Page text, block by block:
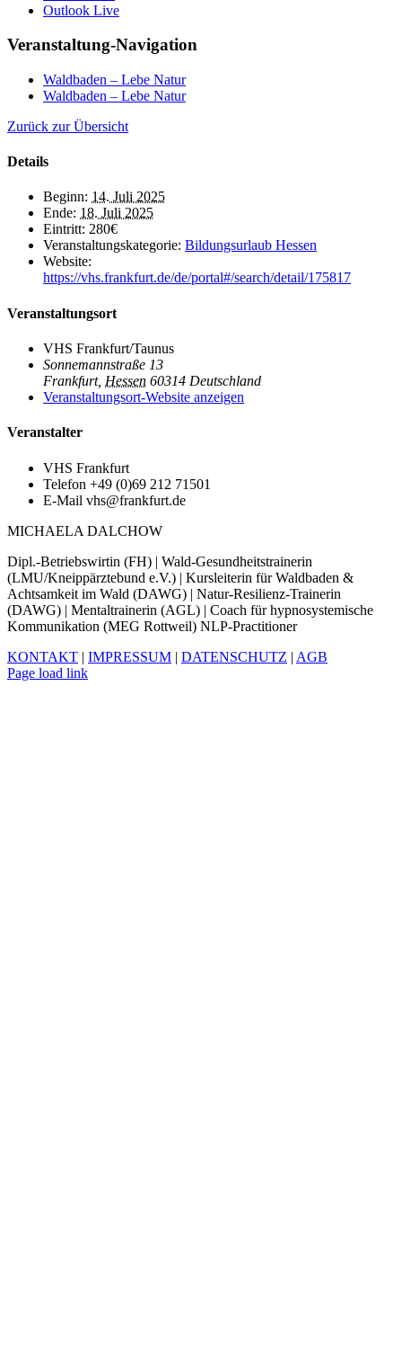
Outlook Live
Veranstaltung-Navigation
Waldbaden – Lebe Natur
Waldbaden – Lebe Natur
Zurück zur Übersicht
Details
Beginn: 14. Juli 2025
Ende: 18. Juli 2025
Eintritt: 280€
Veranstaltungskategorie: Bildungsurlaub Hessen
Website:
https://vhs.frankfurt.de/de/portal#/search/detail/175817
Veranstaltungsort
VHS Frankfurt/Taunus
Sonnemannstraße 13
Frankfurt, Hessen 60314 Deutschland
Veranstaltungsort-Website anzeigen
Veranstalter
VHS Frankfurt
Telefon +49 (0)69 212 71501
E-Mail vhs@frankfurt.de
MICHAELA DALCHOW
Dipl.-Betriebswirtin (FH) | Wald-Gesundheitstrainerin
(LMU/Kneippärztebund e.V.) | Kursleiterin für Waldbaden &
Achtsamkeit im Wald (DAWG) | Natur-Resilienz-Trainerin
(DAWG) | Mentaltrainerin (AGL) | Coach für hypnosystemische
Kommunikation (MEG Rottweil) NLP-Practitioner
KONTAKT | IMPRESSUM | DATENSCHUTZ | AGB
Facebook
Xing
LinkedIn
YouTube
Page load link